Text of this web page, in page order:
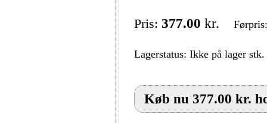
Pris: 377.00 kr.
Lagerstatus: Ikke på lager stk.
Køb nu 377.00 kr.